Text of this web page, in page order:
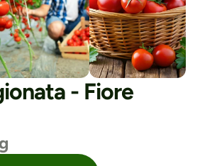
- Fiore